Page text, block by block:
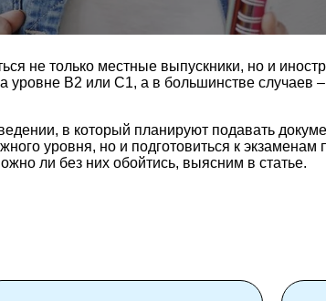
не только местные выпускники, но и
B2 или C1, а в большинстве случаев
в который планируют подавать
уровня, но и подготовиться к
ли без них обойтись, выясним в статье.